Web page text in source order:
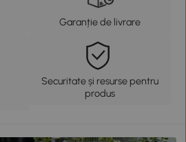
Garanție de livrare
Securitate și resurse pentru
produs